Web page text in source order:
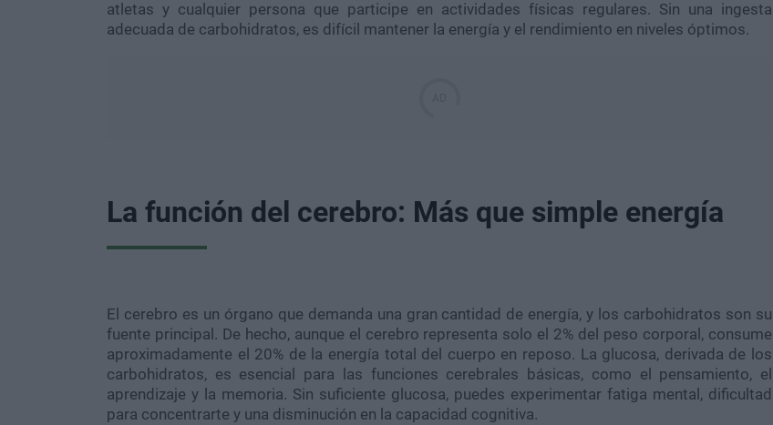
atletas y cualquier persona que participe en actividades físicas regulares. Sin una ingesta
adecuada de carbohidratos, es difícil mantener la energía y el rendimiento en niveles óptimos.
La función del cerebro: Más que simple energía
El cerebro es un órgano que demanda una gran cantidad de energía, y los carbohidratos son su
fuente principal. De hecho, aunque el cerebro representa solo el 2% del peso corporal, consume
aproximadamente el 20% de la energía total del cuerpo en reposo. La glucosa, derivada de los
carbohidratos, es esencial para las funciones cerebrales básicas, como el pensamiento, el
aprendizaje y la memoria. Sin suficiente glucosa, puedes experimentar fatiga mental, dificultad
para concentrarte y una disminución en la capacidad cognitiva.